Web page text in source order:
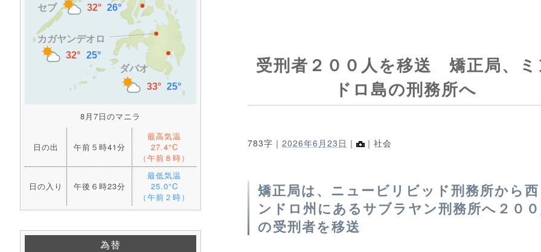
8月7日のマニラ
日の出 午前５時41分
最高気温
27.4°C
（午前８時）
日の入り 午後６時23分
最低気温
25.0°C
（午前２時）
為替
受刑者２００人を移送 矯正局、
ドロ島の刑務所へ
783字｜ 2026年6月23日 ｜ ｜社会
矯正局は、ニュービリビッド刑務所から
ンドロ州にあるサブラヤン刑務所へ２０
の受刑者を移送